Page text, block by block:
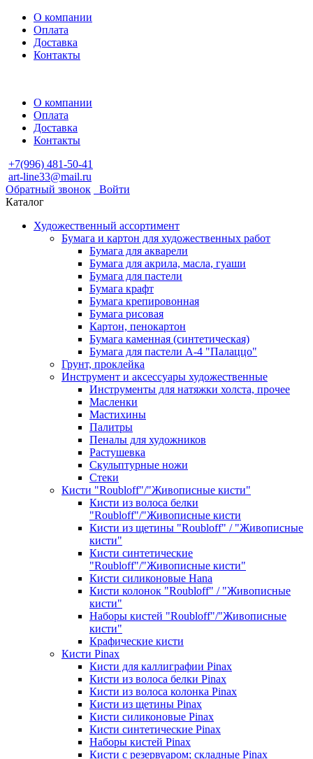
О компании
Оплата
Доставка
Контакты
О компании
Оплата
Доставка
Контакты
+7(996) 481-50-41
art-line33@mail.ru
Обратный звонок
Войти
Каталог
Художественный ассортимент
Бумага и картон для художественных работ
Бумага для акварели
Бумага для акрила, масла, гуаши
Бумага для пастели
Бумага крафт
Бумага крепировонная
Бумага рисовая
Картон, пенокартон
Бумага каменная (синтетическая)
Бумага для пастели А-4 "Палаццо"
Грунт, проклейка
Инструмент и аксессуары художественные
Инструменты для натяжки холста, прочее
Масленки
Мастихины
Палитры
Пеналы для художников
Растушевка
Скульптурные ножи
Стеки
Кисти "Roubloff"/"Живописные кисти"
Кисти из волоса белки
"Roubloff"/"Живописные кисти
Кисти из щетины "Roubloff" / "Живописные
кисти"
Кисти синтетические
"Roubloff"/"Живописные кисти"
Кисти силиконовые Hana
Кисти колонок "Roubloff" / "Живописные
кисти"
Наборы кистей "Roubloff"/"Живописные
кисти"
Крафические кисти
Кисти Pinax
Кисти для каллиграфии Pinax
Кисти из волоса белки Pinax
Кисти из волоса колонка Pinax
Кисти из щетины Pinax
Кисти силиконовые Pinax
Кисти синтетические Pinax
Наборы кистей Pinax
Кисти с резервуаром; складные Pinax